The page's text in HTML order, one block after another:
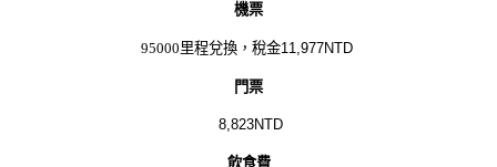
機票
95000里程兌換， 稅金11,977NTD
門票
8 823NTD
飲食費